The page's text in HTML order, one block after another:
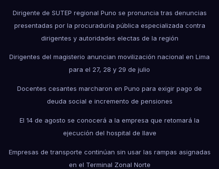
Dirigente de SUTEP regional Puno se pronuncia tras denuncias
presentadas por la procuraduría pública especializada contra
dirigentes y autoridades electas de la región
Dirigentes del magisterio anuncian movilización nacional en Lima
para el 27, 28 y 29 de julio
Docentes cesantes marcharon en Puno para exigir pago de
deuda social e incremento de pensiones
El 14 de agosto se conocerá a la empresa que retomará la
ejecución del hospital de Ilave
Empresas de transporte continúan sin usar las rampas asignadas
en el Terminal Zonal Norte